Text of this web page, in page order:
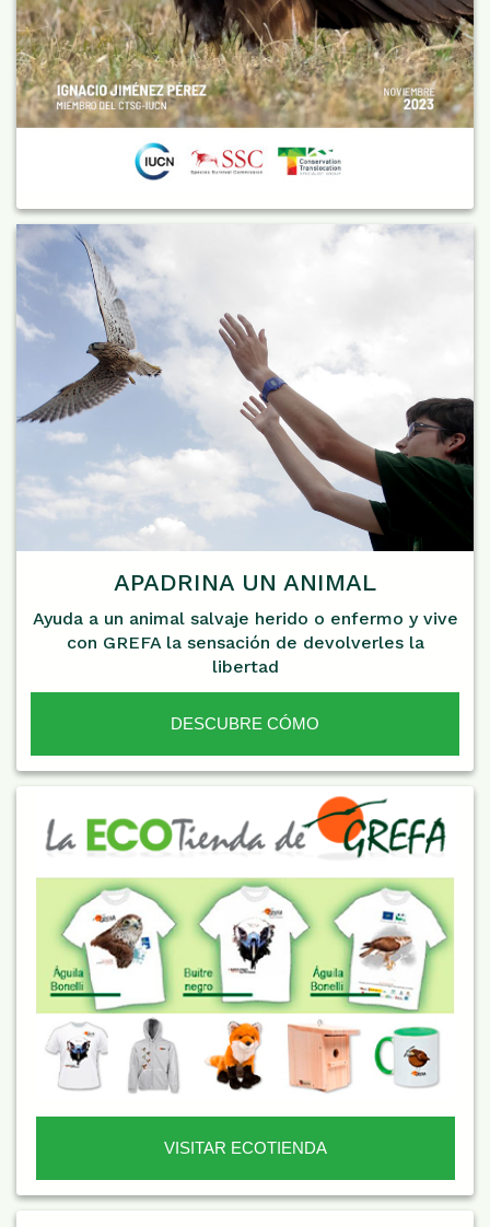
APADRINA UN ANIMAL
Ayuda a un animal salvaje herido o enfermo y vive
con GREFA la sensación de devolverles la
libertad
DESCUBRE CÓMO
VISITAR ECOTIENDA